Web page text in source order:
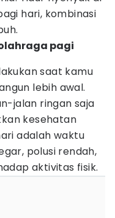
hari, kombinasi
pagi
saat kamu
lebih awal.
jalan ringan saja
kesehatan
adalah waktu
polusi rendah,
aktivitas fisik.